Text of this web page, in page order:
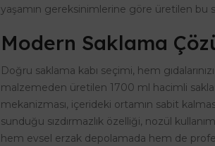
yaşamın gereksinimlerine göre üretilen bu
Modern Saklama
Doğru saklama kabı seçimi, hem
malzemeden üretilen 1700 ml hacimli
mekanizması, içerideki ortamın sabit
sunduğu sızdırmazlık özelliği, nozül
hem evsel erzak depolamada hem de